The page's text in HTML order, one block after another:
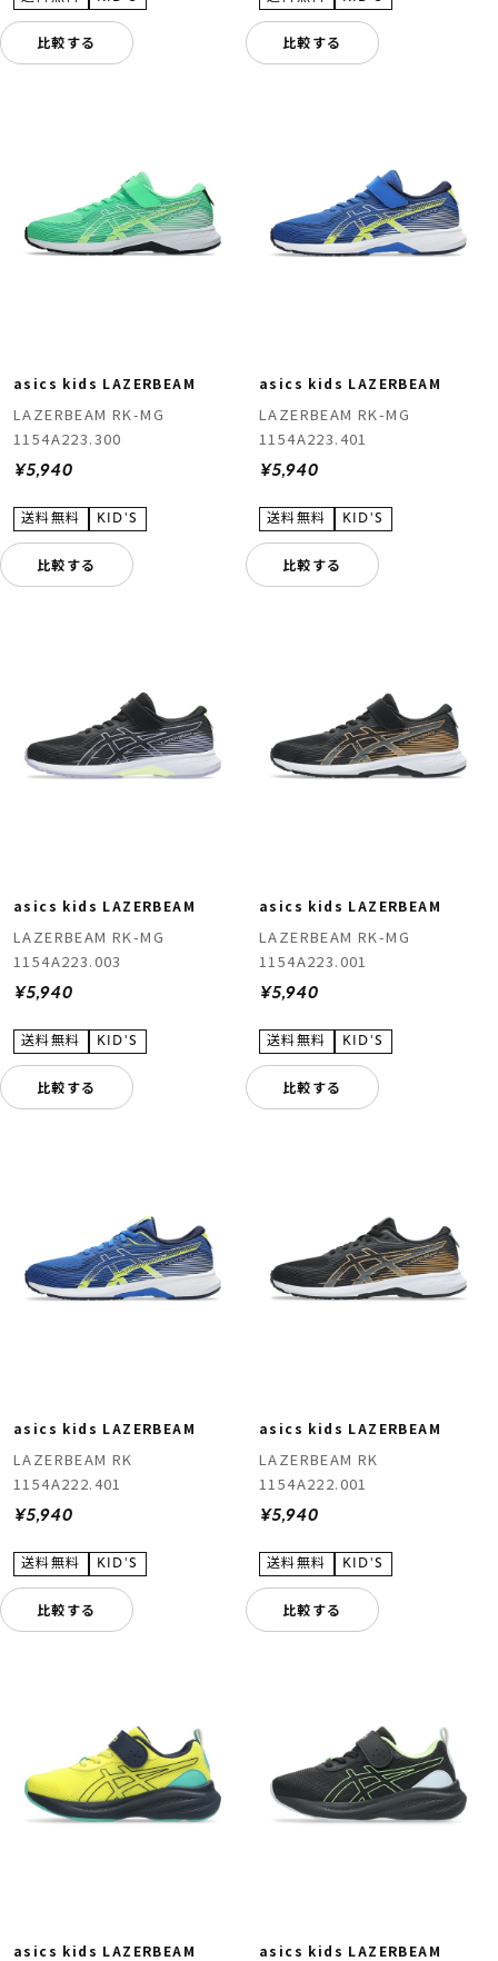
比較する 比較する
asics kids LAZERBEAM
LAZERBEAM RK-MG
1154A223.300
¥5,940
比較する
asics kids LAZERBEAM
LAZERBEAM RK-MG
1154A223.401
¥5,940
比較する
asics kids LAZERBEAM
LAZERBEAM RK-MG
1154A223.003
¥5,940
比較する
asics kids LAZERBEAM
LAZERBEAM RK-MG
1154A223.001
¥5,940
比較する
asics kids LAZERBEAM
LAZERBEAM RK
1154A222.401
¥5,940
比較する
asics kids LAZERBEAM
LAZERBEAM RK
1154A222.001
¥5,940
比較する
asics kids LAZERBEAM asics kids LAZERBEAM